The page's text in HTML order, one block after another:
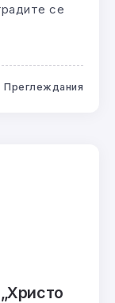
се
Преглеждания